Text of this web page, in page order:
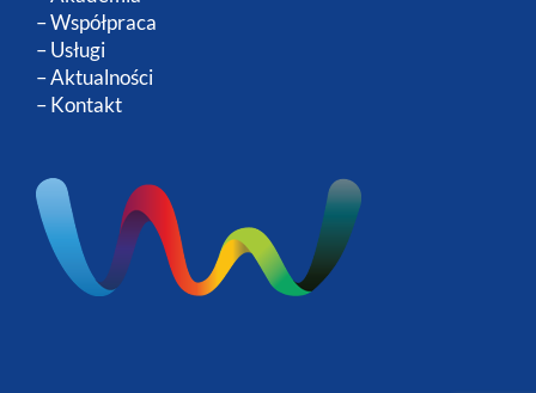
Zapraszamy na
2025
27 marca, 2025